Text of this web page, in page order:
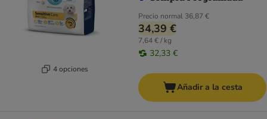
4 opciones
Precio normal 36,87 €
34,39 €
7,64 € / kg
32,33 €
Añadir a la cesta